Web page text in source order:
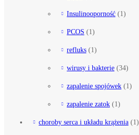
Insulinooporność (1)
PCOS (1)
refluks (1)
wirusy i bakterie (34)
zapalenie spojówek (1)
zapalenie zatok (1)
choroby serca i układu krążenia (1)